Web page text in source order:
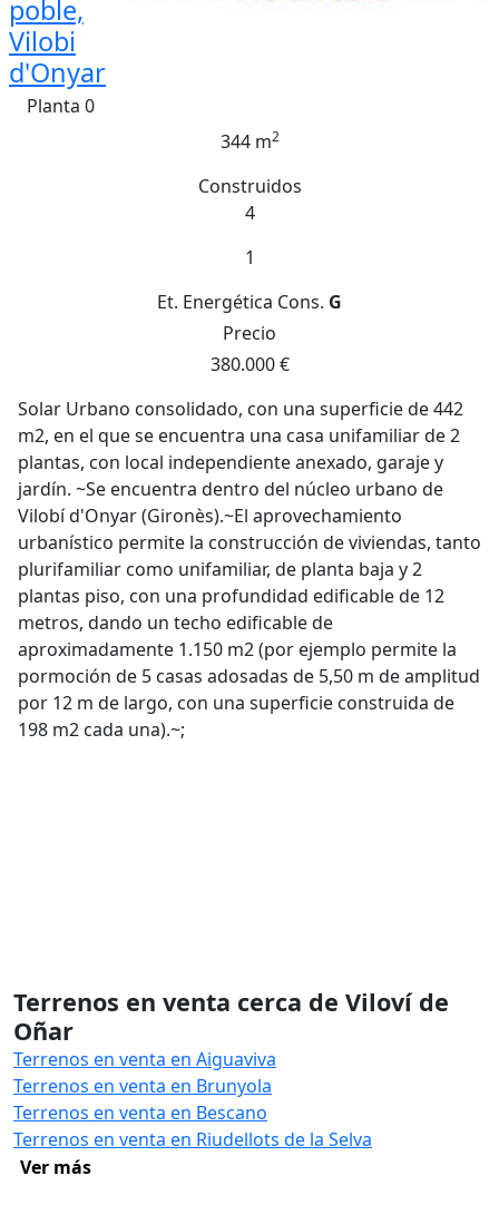
poble,
Vilobi
d'Onyar
Planta 0
344 m2
Construidos
4
1
Et. Energética Cons. G
Precio
380.000 €
Solar Urbano consolidado, con una superficie de 442
m2, en el que se encuentra una casa unifamiliar de 2
plantas, con local independiente anexado, garaje y
jardín. ~Se encuentra dentro del núcleo urbano de
Vilobí d'Onyar (Gironès).~El aprovechamiento
urbanístico permite la construcción de viviendas, tanto
plurifamiliar como unifamiliar, de planta baja y 2
plantas piso, con una profundidad edificable de 12
metros, dando un techo edificable de
aproximadamente 1.150 m2 (por ejemplo permite la
pormoción de 5 casas adosadas de 5,50 m de amplitud
por 12 m de largo, con una superficie construida de
198 m2 cada una).~;
Terrenos en venta cerca de Viloví de
Oñar
Terrenos en venta en Aiguaviva
Terrenos en venta en Brunyola
Terrenos en venta en Bescano
Terrenos en venta en Riudellots de la Selva
Ver más